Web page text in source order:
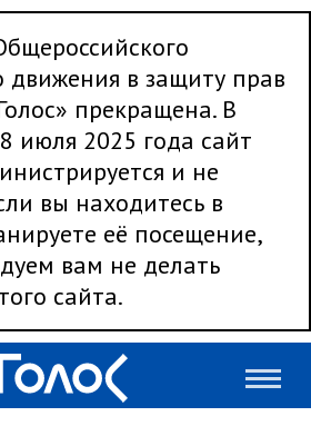
движения в защиту прав
прекращена. В
июля 2025 года сайт
и не
вы находитесь в
её посещение,
вам не делать
сайта.